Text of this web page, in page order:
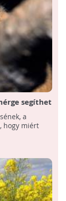
segíthet
a
hogy miért